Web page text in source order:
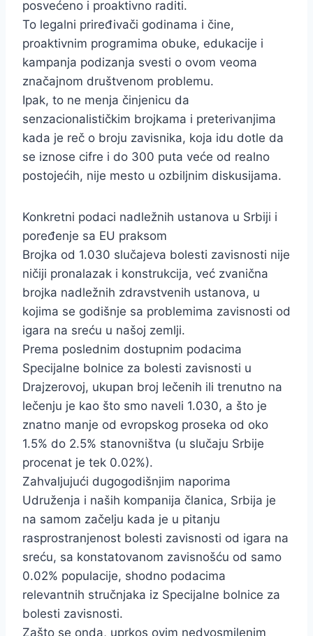
posvećeno i proaktivno raditi.
To legalni priređivači godinama i čine,
proaktivnim programima obuke, edukacije i
kampanja podizanja svesti o ovom veoma
značajnom društvenom problemu.
Ipak, to ne menja činjenicu da
senzacionalističkim brojkama i preterivanjima
kada je reč o broju zavisnika, koja idu dotle da
se iznose cifre i do 300 puta veće od realno
postojećih, nije mesto u ozbiljnim diskusijama.
Konkretni podaci nadležnih ustanova u Srbiji i
poređenje sa EU praksom
Brojka od 1.030 slučajeva bolesti zavisnosti nije
ničiji pronalazak i konstrukcija, već zvanična
brojka nadležnih zdravstvenih ustanova, u
kojima se godišnje sa problemima zavisnosti od
igara na sreću u našoj zemlji.
Prema poslednim dostupnim podacima
Specijalne bolnice za bolesti zavisnosti u
Drajzerovoj, ukupan broj lečenih ili trenutno na
lečenju je kao što smo naveli 1.030, a što je
znatno manje od evropskog proseka od oko
1.5% do 2.5% stanovništva (u slučaju Srbije
procenat je tek 0.02%).
Zahvaljujući dugogodišnjim naporima
Udruženja i naših kompanija članica, Srbija je
na samom začelju kada je u pitanju
rasprostranjenost bolesti zavisnosti od igara na
sreću, sa konstatovanom zavisnošću od samo
0.02% populacije, shodno podacima
relevantnih stručnjaka iz Specijalne bolnice za
bolesti zavisnosti.
Zašto se onda, uprkos ovim nedvosmilenim